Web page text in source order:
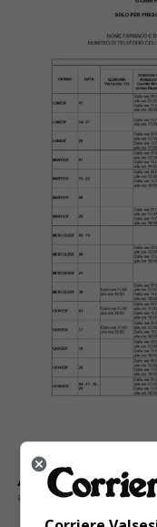
ARGOMENTI CORRELATI:
APERTURA
ASL 11 DI